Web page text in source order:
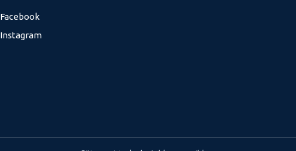
Facebook
Instagram